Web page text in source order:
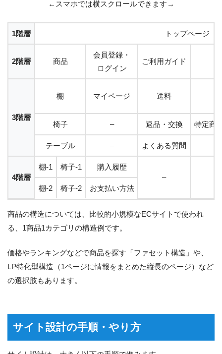
←スマホでは横スクロールできます→
1階層 トップページ
2階層 商品
会員登録・
ログイン
ご利用ガイド
3階層
棚 マイページ 送料
椅子 – 返品・交換 特定商
テーブル – よくある質問
4階層
棚-1 椅子-1
購入履歴
–
棚-2
椅子-2 お支払い方法
商品の構造については、比較的小規模なECサイトで使われ
る、1商品1カテゴリの構造例です。
価格やランキングなどで商品を探す「ファセット構造」や、
LP特化型構造（1ページに情報をまとめた縦長のページ）など
の選択肢もあります。
サイト設計の手順・やり方